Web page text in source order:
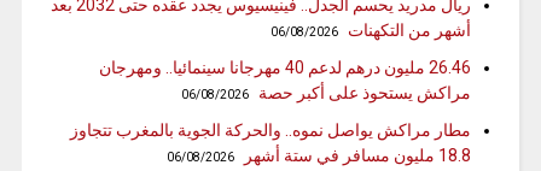
ريال مدريد يحسم الجدل.. فينيسيوس يجدد عقده حتى 2032 بعد
أشهر من التكهنات
06/08/2026
26.46 مليون درهم لدعم 40 مهرجانا سينمائيا.. ومهرجان
مراكش يستحوذ على أكبر حصة
06/08/2026
مطار مراكش يواصل نموه.. والحركة الجوية بالمغرب تتجاوز
18.8 مليون مسافر في ستة أشهر
06/08/2026